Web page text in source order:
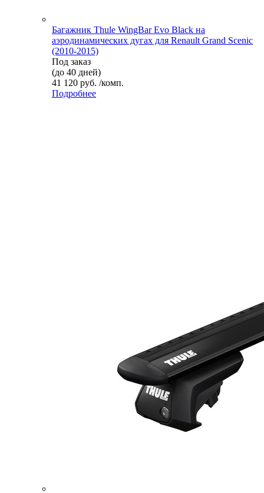
Багажник Thule WingBar Evo Black на
аэродинамических дугах для Renault Grand Scenic
(2010-2015)
Под заказ
(до 40 дней)
41 120 руб. /комп.
Подробнее